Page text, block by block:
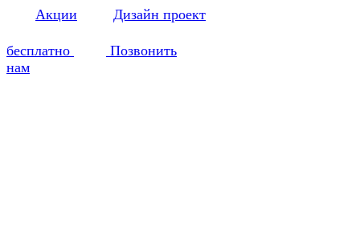
Акции Дизайн проект
бесплатно
Позвонить
нам